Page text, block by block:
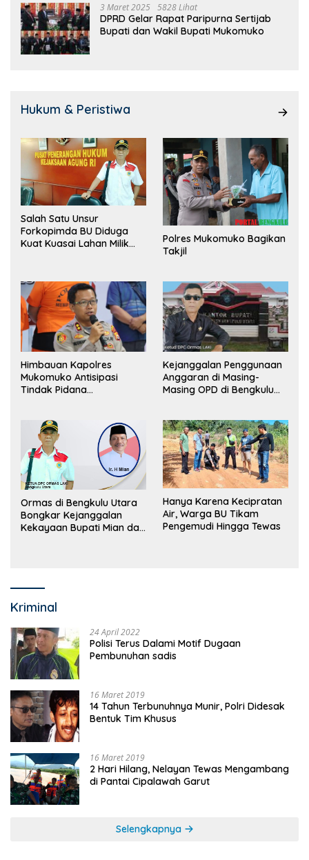
3 Maret 2025 5828 Lihat
DPRD Gelar Rapat Paripurna Sertijab
Bupati dan Wakil Bupati Mukomuko
Hukum & Peristiwa
Salah Satu Unsur
Forkopimda BU Diduga
Kuat Kuasai Lahan Milik
Polres Mukomuko Bagikan
Takjil
Himbauan Kapolres
Mukomuko Antisipasi
Tindak Pidana
Kejanggalan Penggunaan
Anggaran di Masing-
Masing OPD di Bengkulu
Ormas di Bengkulu Utara
Bongkar Kejanggalan
Kekayaan Bupati Mian dan
Hanya Karena Kecipratan
Air, Warga BU Tikam
Pengemudi Hingga Tewas
Kriminal
24 April 2022
Polisi Terus Dalami Motif Dugaan
Pembunuhan sadis
16 Maret 2019
14 Tahun Terbunuhnya Munir, Polri Didesak
Bentuk Tim Khusus
16 Maret 2019
2 Hari Hilang, Nelayan Tewas Mengambang
di Pantai Cipalawah Garut
Selengkapnya